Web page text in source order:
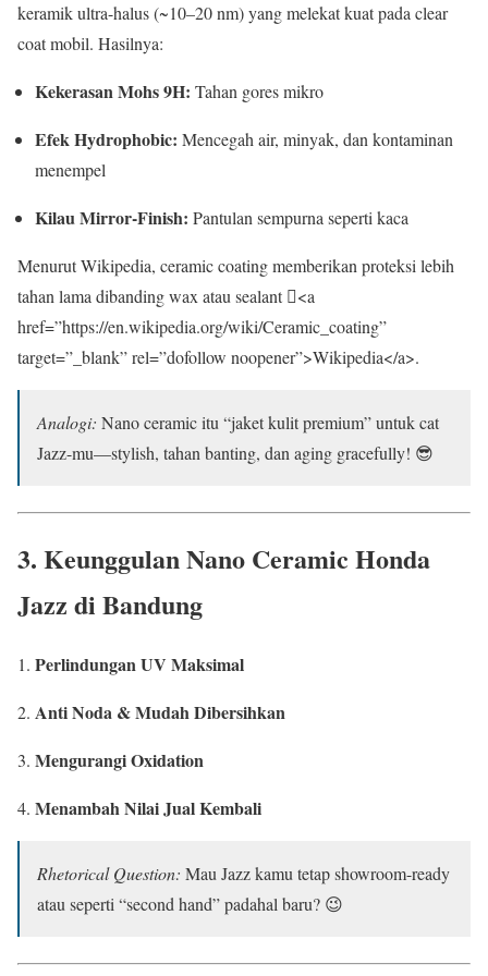
keramik ultra-halus (~10–20 nm) yang melekat kuat pada clear
coat mobil. Hasilnya:
Kekerasan Mohs 9H: Tahan gores mikro
Efek Hydrophobic: Mencegah air, minyak, dan kontaminan
menempel
Kilau Mirror-Finish: Pantulan sempurna seperti kaca
Menurut Wikipedia, ceramic coating memberikan proteksi lebih
tahan lama dibanding wax atau sealant <a
href=”https://en.wikipedia.org/wiki/Ceramic_coating”
target=”_blank” rel=”dofollow noopener”>Wikipedia</a>.
Analogi: Nano ceramic itu “jaket kulit premium” untuk cat
Jazz-mu—stylish, tahan banting, dan aging gracefully! 😎
3. KeunggulanNano Ceramic Honda
Jazz di Bandung
Perlindungan UV Maksimal
Anti Noda & Mudah Dibersihkan
Mengurangi Oxidation
Menambah Nilai Jual Kembali
Rhetorical Question: Mau Jazz kamu tetap showroom-ready
atau seperti “second hand” padahal baru? 😉